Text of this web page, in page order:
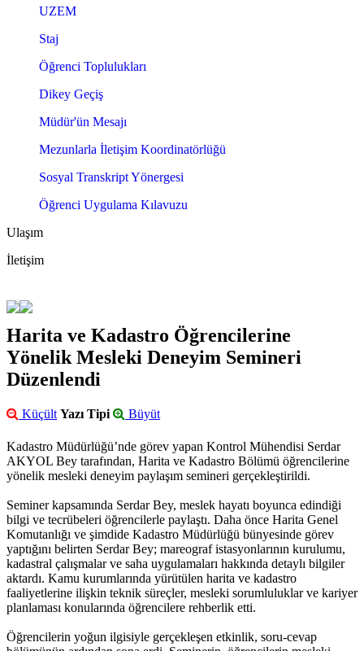
UZEM
Staj
Öğrenci Toplulukları
Dikey Geçiş
Müdür'ün Mesajı
Mezunlarla İletişim Koordinatörlüğü
Sosyal Transkript Yönergesi
Öğrenci Uygulama Kılavuzu
Ulaşım
İletişim
Harita ve Kadastro Öğrencilerine
Yönelik Mesleki Deneyim Semineri
Düzenlendi
Küçült Yazı Tipi Büyüt
Kadastro Müdürlüğü’nde görev yapan Kontrol Mühendisi Serdar
AKYOL Bey tarafından, Harita ve Kadastro Bölümü öğrencilerine
yönelik mesleki deneyim paylaşım semineri gerçekleştirildi.
Seminer kapsamında Serdar Bey, meslek hayatı boyunca edindiği
bilgi ve tecrübeleri öğrencilerle paylaştı. Daha önce Harita Genel
Komutanlığı ve şimdide Kadastro Müdürlüğü bünyesinde görev
yaptığını belirten Serdar Bey; mareograf istasyonlarının kurulumu,
kadastral çalışmalar ve saha uygulamaları hakkında detaylı bilgiler
aktardı. Kamu kurumlarında yürütülen harita ve kadastro
faaliyetlerine ilişkin teknik süreçler, mesleki sorumluluklar ve kariyer
planlaması konularında öğrencilere rehberlik etti.
Öğrencilerin yoğun ilgisiyle gerçekleşen etkinlik, soru-cevap